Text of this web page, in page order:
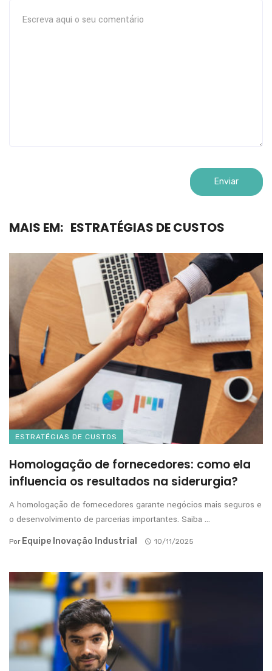
MAIS EM: ESTRATÉGIAS DE CUSTOS
ESTRATÉGIAS DE CUSTOS
Homologação de fornecedores: como ela
influencia os resultados na siderurgia?
A homologação de fornecedores garante negócios mais seguros e
o desenvolvimento de parcerias importantes. Saiba ...
Por Equipe Inovação Industrial 10/11/2025